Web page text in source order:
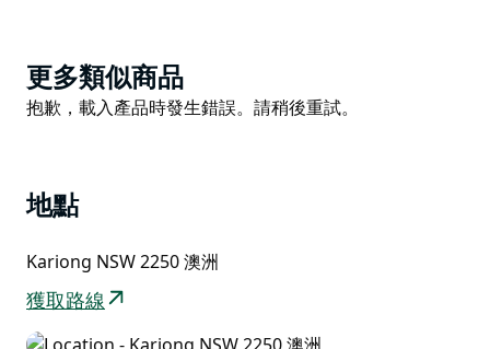
您可以前往附近的沿海小鎮，例如烏米納海灘，在那裡享
用午餐，然後尋找一處風景優美的野餐地點；或者在帕通
Product
List
更多類似商品
Product
抱歉，載入產品時發生錯誤。請稍後重試。
地點
Kariong NSW 2250 澳洲
獲取路線